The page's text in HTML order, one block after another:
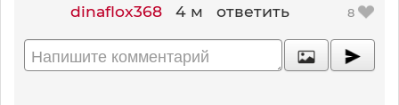
dinaflox368 4 м ответить 8